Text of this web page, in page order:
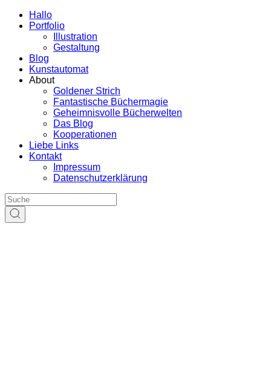
Hallo
Portfolio
Illustration
Gestaltung
Blog
Kunstautomat
About
Goldener Strich
Fantastische Büchermagie
Geheimnisvolle Bücherwelten
Das Blog
Kooperationen
Liebe Links
Kontakt
Impressum
Datenschutzerklärung